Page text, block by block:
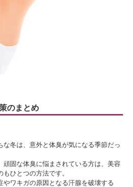
のまとめ
冬は、意外と体臭が気になる季節だっ
頑固な体臭に悩まされている方は、美容
ひとつの方法です。
やワキガの原因となる汗腺を破壊する